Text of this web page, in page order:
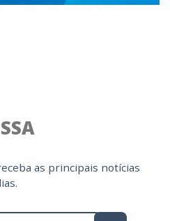
as principais notícias